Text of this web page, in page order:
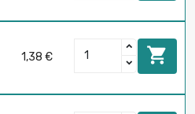
1,38 € 